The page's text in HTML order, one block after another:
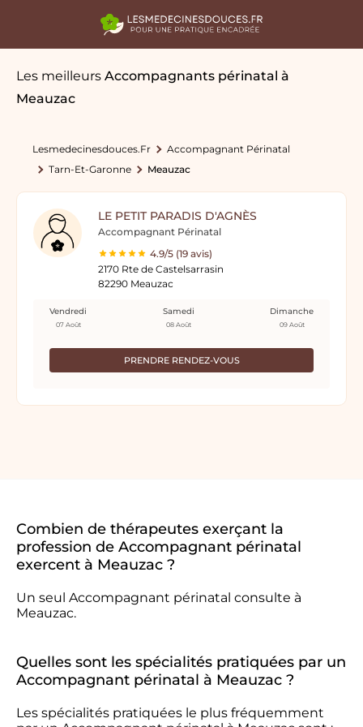
Les meilleurs Accompagnants périnatal à
Meauzac
Lesmedecinesdouces.fr
Accompagnant Périnatal
Tarn-Et-Garonne
Meauzac
LE PETIT PARADIS D'AGNÈS
Accompagnant Périnatal
4.9/5 (19 avis)
2170 Rte de Castelsarrasin
82290 Meauzac
PRENDRE RENDEZ-VOUS
Vendredi
07 Août
Samedi
08 Août
Dimanche
09 Août
Combien de thérapeutes exerçant la
profession de Accompagnant périnatal
exercent à Meauzac ?
Un seul Accompagnant périnatal consulte à
Meauzac.
Quelles sont les spécialités pratiquées par un
Accompagnant périnatal à Meauzac ?
Les spécialités pratiquées le plus fréquemment